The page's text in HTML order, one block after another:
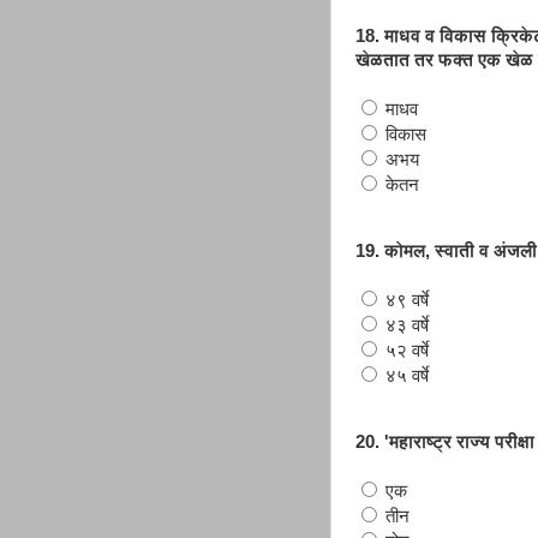
18. माधव व विकास
खेळतात तर फक्त एक खेळ
माधव
विकास
अभय
केतन
19. कोमल, स्वाती व अंजली
४९ वर्षे
४३ वर्षे
५२ वर्षे
४५ वर्षे
20. 'महाराष्ट्र राज्य
एक
तीन